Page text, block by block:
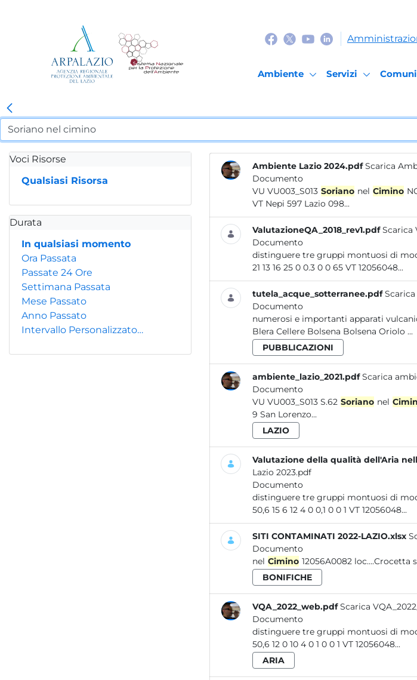
Ambiente Servizi
Voci Risorse
Qualsiasi Risorsa
Durata
In qualsiasi momento
Ora Passata
Passate 24 Ore
Settimana Passata
Mese Passato
Anno Passato
Intervallo Personalizzato…
Ambiente Lazio 2024.pdf Scarica
Documento
VU VU003_S013 Soriano nel Cimino
VT Nepi 597 Lazio 098...
ValutazioneQA_2018_rev1.pdf Scarica
Documento
21 13 16 25 0 0.3 0 0 65 VT 12056048...
tutela_acque_sotterranee.pdf
Documento
numerosi e
Blera Cellere Bolsena Bolsena Oriolo ...
PUBBLICAZIONI
ambiente_lazio_2021.pdf Scarica
Documento
VU VU003_S013 S.62 Soriano nel
9 San Lorenzo...
LAZIO
Valutazione della qualità dell'Aria
Lazio 2023.pdf
Documento
50,6 15 6 12 4 0 0,1 0 0 1 VT 12056048...
SITI CONTAMINATI 2022-LAZIO.xlsx
Documento
nel Cimino 12056A0082 loc....Crocetta
BONIFICHE
VQA_2022_web.pdf Scarica
Documento
50,6 12 0 10 4 0 1 0 0 1 VT 12056048...
ARIA